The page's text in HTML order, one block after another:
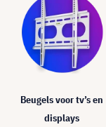
Beugels voor tv’s en
displays